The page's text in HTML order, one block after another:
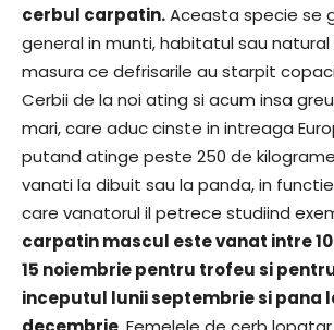
cerbul carpatin.Aceasta specie se
general in munti, habitatul sau
masura ce defrisarile au starpit
Cerbii de la noi ating si acum insa
mari, care aduc cinste in intreaga
putand atinge peste 250 de
vanati la dibuit sau la panda, in
care vanatorul il petrece studiind
carpatin mascul este vanat intre
15 noiembrie pentru trofeu si
inceputul lunii septembrie si pana